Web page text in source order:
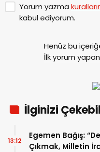
Yorum yazma
kabul ediyorum.
Henüz bu
İlk yorum
İlginizi
Egemen Bağış:
Çıkmak, Milletin
13:12